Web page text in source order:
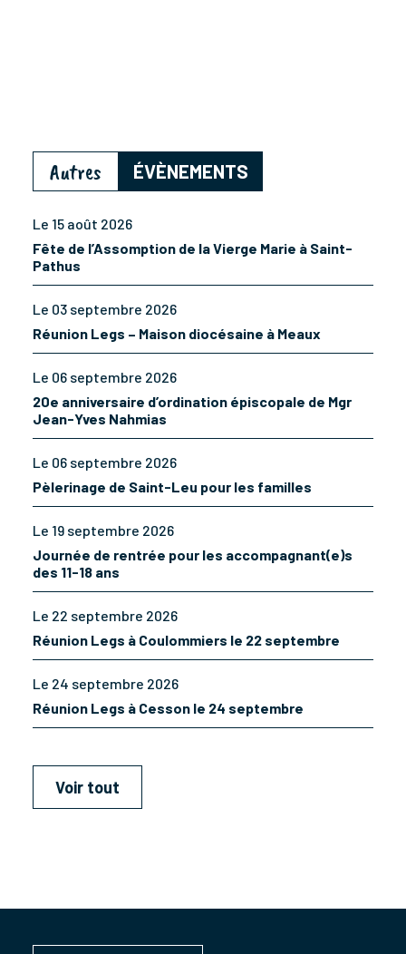
Autres ÉVÈNEMENTS
Le 15 août 2026
Fête de l’Assomption de la Vierge Marie à Saint-
Pathus
Le 03 septembre 2026
Réunion Legs – Maison diocésaine à Meaux
Le 06 septembre 2026
20e anniversaire d’ordination épiscopale de Mgr
Jean-Yves Nahmias
Le 06 septembre 2026
Pèlerinage de Saint-Leu pour les familles
Le 19 septembre 2026
Journée de rentrée pour les accompagnant(e)s
des 11-18 ans
Le 22 septembre 2026
Réunion Legs à Coulommiers le 22 septembre
Le 24 septembre 2026
Réunion Legs à Cesson le 24 septembre
Voir tout